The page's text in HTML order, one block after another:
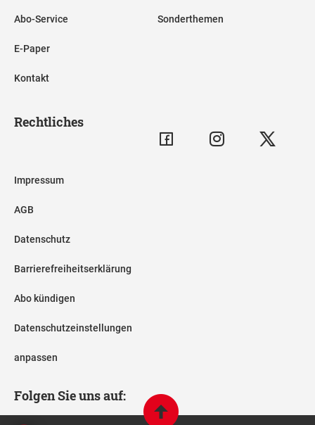
Abo-Service
E-Paper
Kontakt
Sonderthemen
Rechtliches
Impressum
AGB
Datenschutz
Barrierefreiheitserklärung
Abo kündigen
Datenschutzeinstellungen
anpassen
Folgen Sie uns auf: